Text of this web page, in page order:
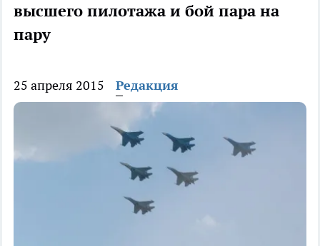
высшего пилотажа и бой пара на
пару
25 апреля 2015 Редакция